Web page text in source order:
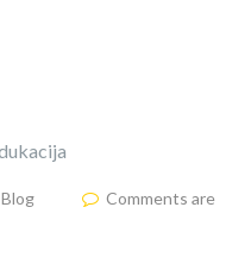
Blog
Comments are